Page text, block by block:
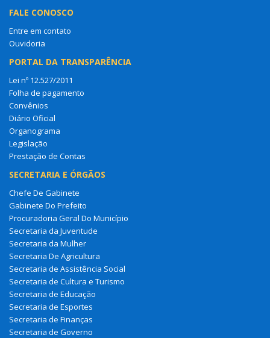
FALE CONOSCO
Entre em contato
Ouvidoria
PORTAL DA TRANSPARÊNCIA
Lei nº 12.527/2011
Folha de pagamento
Convênios
Diário Oficial
Organograma
Legislação
Prestação de Contas
SECRETARIA E ÓRGÃOS
Chefe De Gabinete
Gabinete Do Prefeito
Procuradoria Geral Do Município
Secretaria da Juventude
Secretaria da Mulher
Secretaria De Agricultura
Secretaria de Assistência Social
Secretaria de Cultura e Turismo
Secretaria de Educação
Secretaria de Esportes
Secretaria de Finanças
Secretaria de Governo